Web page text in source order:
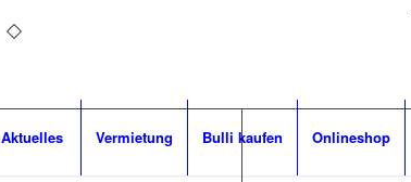
Aktuelles Vermietung Bulli kaufen Onlineshop